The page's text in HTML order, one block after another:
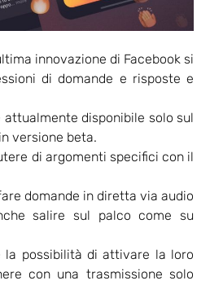
innovazione di Facebook si
di domande e risposte e
attualmente disponibile solo sul
versione beta.
di argomenti specifici con il
domande in diretta via audio
salire sul palco come su
la possibilità di attivare la loro
con una trasmissione solo